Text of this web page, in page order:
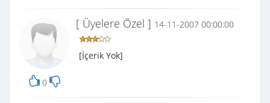
0
[ Üyelere Özel ] 14-11-2007 00:00:00
[İçerik Yok]